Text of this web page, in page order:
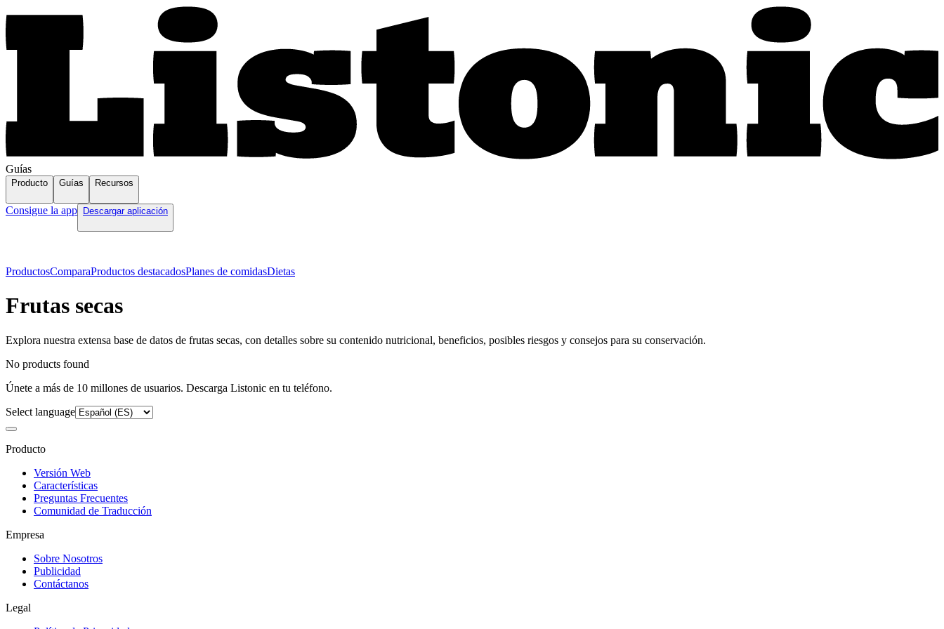
Guías
Producto Guías Recursos
Consigue la app Descargar aplicación
ProductosComparaProductos destacadosPlanes de comidasDietas
Frutas secas
Explora nuestra extensa base de datos de frutas secas, con detalles sobre su contenido nutricional, beneficios, posibles riesgos y consejos para su conservación.
No products found
Únete a más de 10 millones de usuarios. Descarga Listonic en tu teléfono.
Select language
Producto
Versión Web
Características
Preguntas Frecuentes
Comunidad de Traducción
Empresa
Sobre Nosotros
Publicidad
Contáctanos
Legal